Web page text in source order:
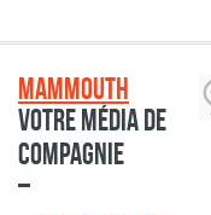
Mammouth
Votre média de
compagnie